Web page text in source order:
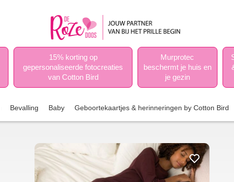
15% korting op
gepersonaliseerde fotocreaties
van Cotton Bird
Murprotec
beschermt je huis en
je gezin
Bevalling Baby Geboortekaartjes & herinneringen by Cotton Bird